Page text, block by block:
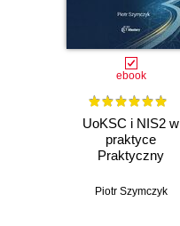
ebook
UoKSC i NIS2 w
praktyce
Praktyczny
implementacji
Piotr Szymczyk